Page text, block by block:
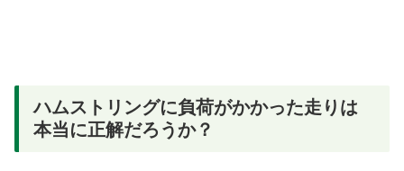
ハムストリングに負荷がかかった走りは
本当に正解だろうか？